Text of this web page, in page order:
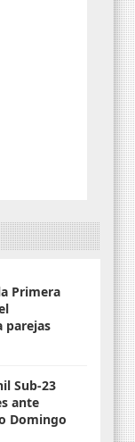
Primera
parejas
Sub-23
ante
Domingo